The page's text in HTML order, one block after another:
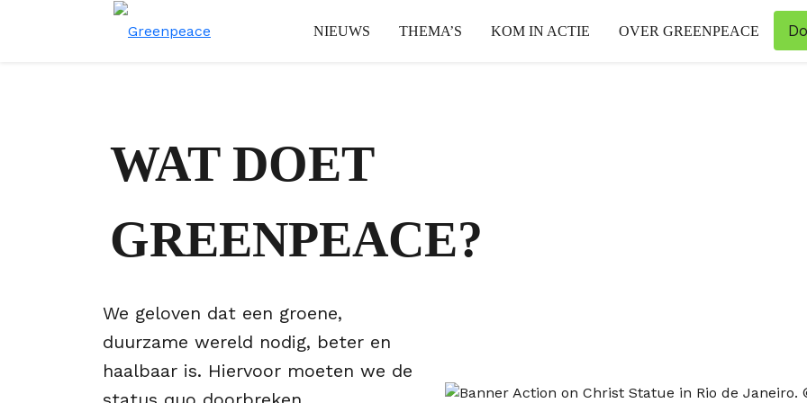
NIEUWS THEMA’S KOM IN ACTIE OVER GREENPEACE
WAT DOET
GREENPEACE?
We geloven dat een groene,
duurzame wereld nodig, beter en
haalbaar is. Hiervoor moeten we de